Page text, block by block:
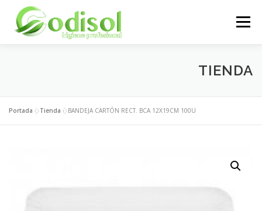
contenido
Menú
ÁREA CLIENTES CONTACTO
TIENDA
Portada »Tienda »BANDEJA CARTÓN RECT. BCA 12X19CM 100U